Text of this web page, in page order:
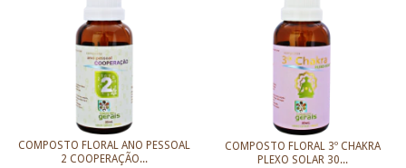
COMPOSTO FLORAL ANO PESSOAL
2 COOPERAÇÃO...
COMPOSTO FLORAL 3º CHAKRA
PLEXO SOLAR 30...